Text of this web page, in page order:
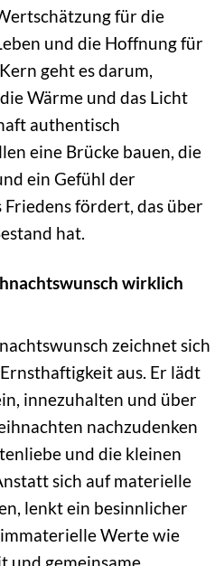
für die
und die Hoffnung für
geht es darum,
Wärme und das Licht
authentisch
eine Brücke bauen, die
ein Gefühl der
Friedens fördert, das über
hat.
wirklich
zeichnet sich
aus. Er lädt
innezuhalten und über
nachzudenken
und die kleinen
sich auf materielle
lenkt ein besinnlicher
Werte wie